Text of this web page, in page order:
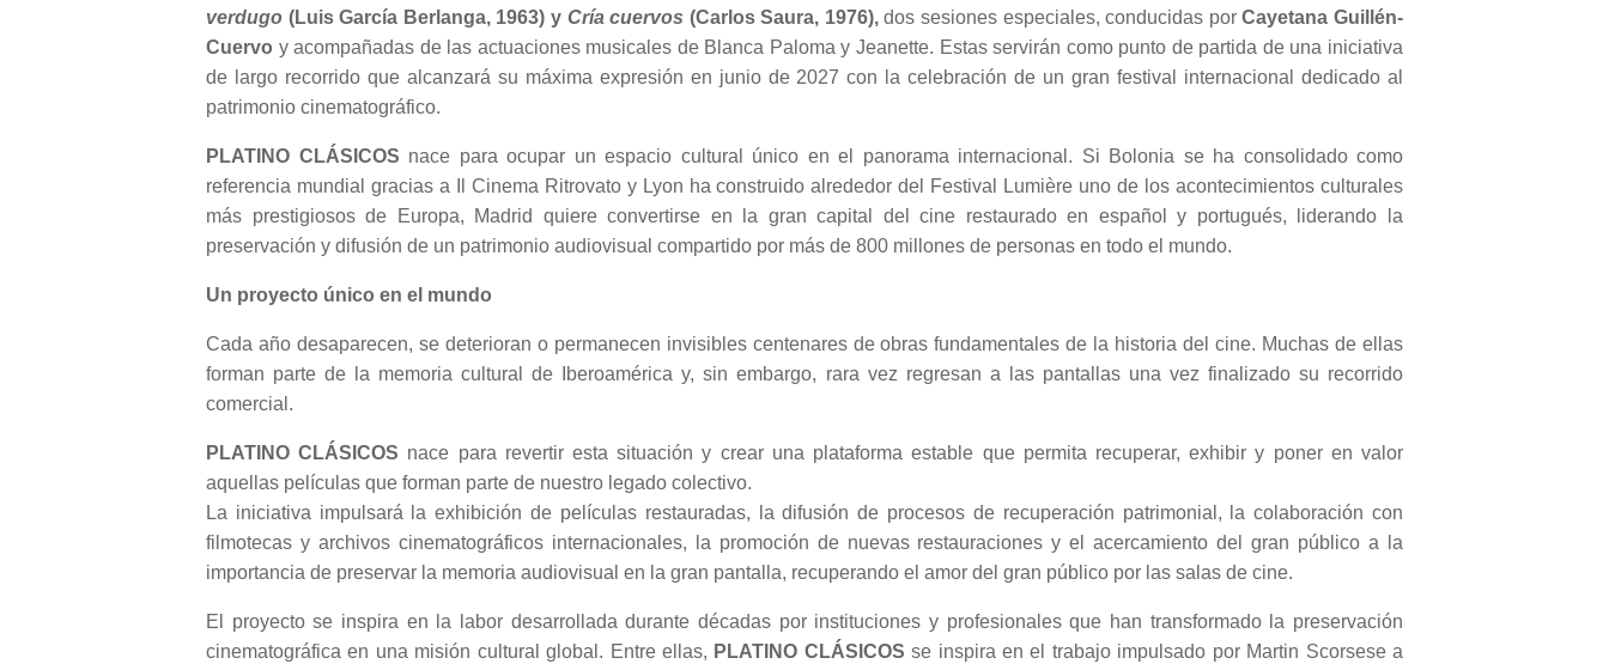
verdugo (Luis García Berlanga, 1963) y Cría cuervos (Carlos Saura, 1976),dos sesiones especiales, conducidas porCayetana Guillén-
Cuervo y acompañadas de las actuaciones musicales de Blanca Paloma y Jeanette. Estas servirán como punto de partida de una iniciativa
de largo recorrido que alcanzará su máxima expresión en junio de 2027 con la celebración de un gran festival internacional dedicado al
patrimonio cinematográfico.
PLATINO CLÁSICOS nace para ocupar un espacio cultural único en el panorama internacional. Si Bolonia se ha consolidado como
referencia mundial gracias a Il Cinema Ritrovato y Lyon ha construido alrededor del Festival Lumière uno de los acontecimientos culturales
más prestigiosos de Europa, Madrid quiere convertirse en la gran capital del cine restaurado en español y portugués, liderando la
preservación y difusión de un patrimonio audiovisual compartido por más de 800 millones de personas en todo el mundo.
Un proyecto único en el mundo
Cada año desaparecen, se deterioran o permanecen invisibles centenares de obras fundamentales de la historia del cine. Muchas de ellas
forman parte de la memoria cultural de Iberoamérica y, sin embargo, rara vez regresan a las pantallas una vez finalizado su recorrido
comercial.
PLATINO CLÁSICOS nace para revertir esta situación y crear una plataforma estable que permita recuperar, exhibir y poner en valor
aquellas películas que forman parte de nuestro legado colectivo.
La iniciativa impulsará la exhibición de películas restauradas, la difusión de procesos de recuperación patrimonial, la colaboración con
filmotecas y archivos cinematográficos internacionales, la promoción de nuevas restauraciones y el acercamiento del gran público a la
importancia de preservar la memoria audiovisual en la gran pantalla, recuperando el amor del gran público por las salas de cine.
El proyecto se inspira en la labor desarrollada durante décadas por instituciones y profesionales que han transformado la preservación
cinematográfica en una misión cultural global. Entre ellas, PLATINO CLÁSICOS se inspira en el trabajo impulsado por Martin Scorsese a